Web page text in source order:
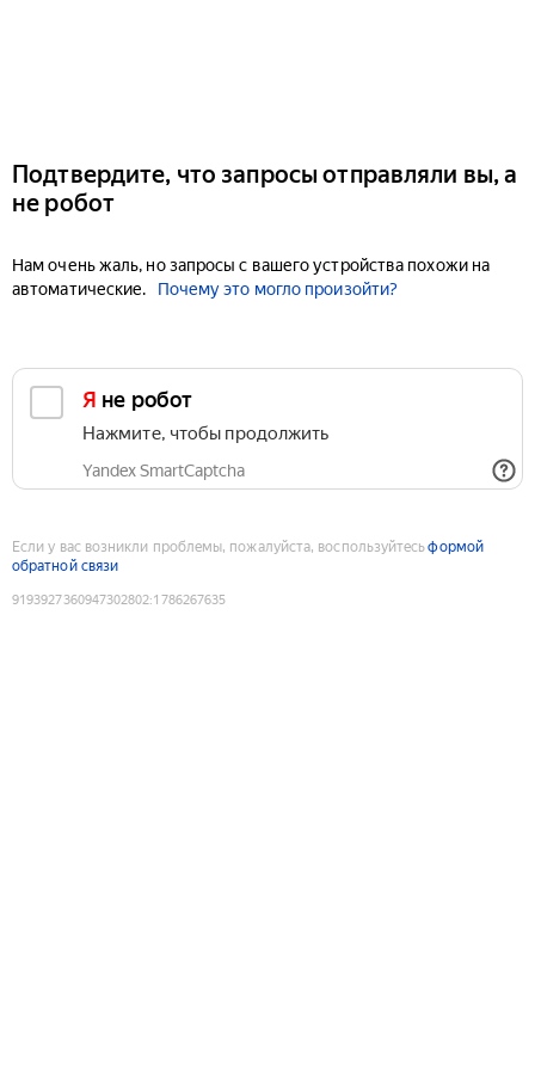
Подтвердите, что запросы отправляли вы, а
не робот
Нам очень жаль, но запросы с вашего устройства похожи на
автоматические.
Почему это могло произойти?
Я не робот
Нажмите, чтобы продолжить
Yandex SmartCaptcha
Если у вас возникли проблемы, пожалуйста, воспользуйтесьформой
обратной связи
9193927360947302802:1786267635